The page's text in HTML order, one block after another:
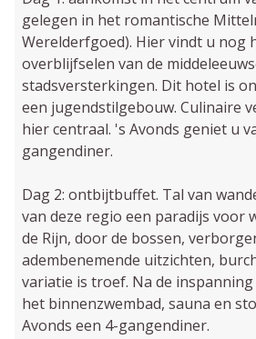
gelegen in het romantische
Werelderfgoed). Hier vindt u nog
overblijfselen van de
stadsversterkingen. Dit hotel is
een jugendstilgebouw. Culinaire
hier centraal. 's Avonds geniet u
gangendiner.
Dag 2: ontbijtbuffet. Tal van
van deze regio een paradijs voor
de Rijn, door de bossen,
adembenemende uitzichten,
variatie is troef. Na de
het binnenzwembad, sauna en
Avonds een 4-gangendiner.